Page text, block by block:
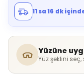
11 sa 16 dk
Yüzüne
Yüz şeklini